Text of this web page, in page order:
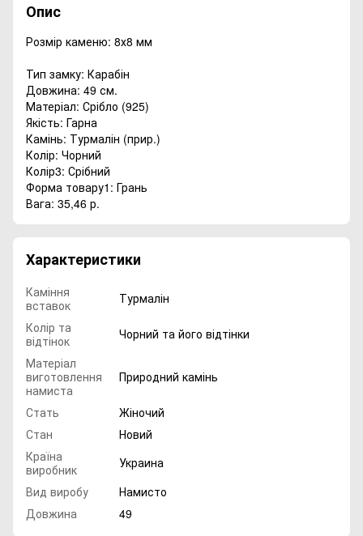
Опис
Розмір каменю: 8х8 мм
Тип замку: Карабін
Довжина: 49 см.
Матеріал: Срібло (925)
Якість: Гарна
Камінь: Турмалін (прир.)
Колір: Чорний
Колір3: Срібний
Форма товару1: Грань
Вага: 35,46 р.
Характеристики
Каміння
вставок
Турмалін
Колір та
відтінок
Чорний та його відтінки
Матеріал
виготовлення
намиста
Природний камінь
Стать
Жіночий
Стан
Новий
Країна
виробник
Украина
Вид виробу
Намисто
Довжина
49